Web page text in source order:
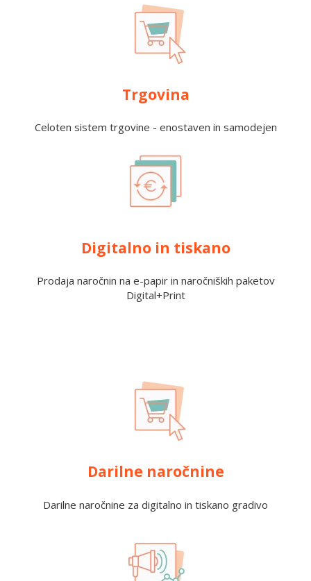
Trgovina
Celoten sistem trgovine - enostaven in samodejen
Digitalno in tiskano
Prodaja naročnin na e-papir in naročniških paketov
Digital+Print
Darilne naročnine
Darilne naročnine za digitalno in tiskano gradivo